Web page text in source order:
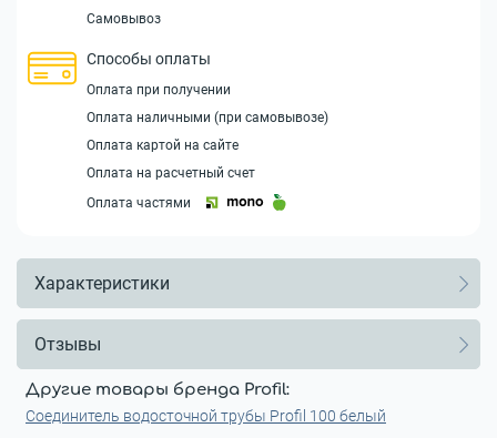
Самовывоз
Способы оплаты
Оплата при получении
Оплата наличными (при самовывозе)
Оплата картой на сайте
Оплата на расчетный счет
Оплата частями
Характеристики
Отзывы
Другие товары бренда Profil:
Соединитель водосточной трубы Profil 100 белый